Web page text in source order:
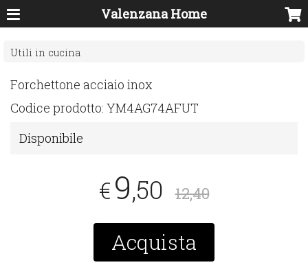
Valenzana Home
Utili in cucina
Forchettone acciaio inox
Codice prodotto:YM4AG74AFUT
Disponibile
€9,50 12,40
Acquista